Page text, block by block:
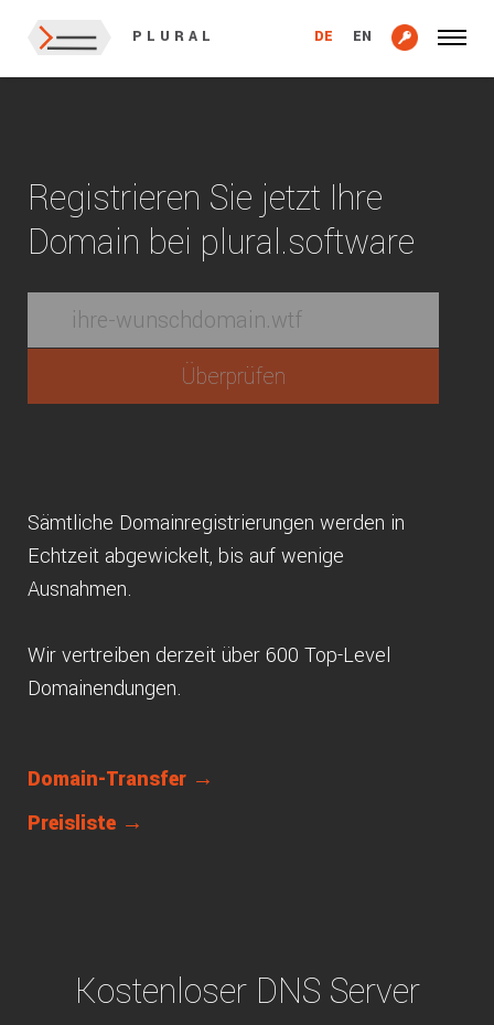
PLURAL DE EN
Registrieren Sie jetzt Ihre
Domain bei plural.software
Sämtliche Domainregistrierungen werden in
Echtzeit abgewickelt, bis auf wenige
Ausnahmen.
Wir vertreiben derzeit über 600 Top-Level
Domainendungen.
Domain-Transfer →
Preisliste →
Kostenloser DNS Server